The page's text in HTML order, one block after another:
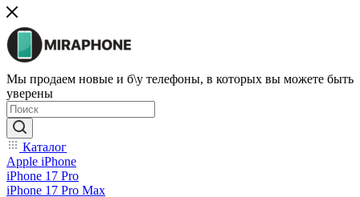
Мы продаем новые и б\у телефоны, в которых вы можете быть
уверены
Каталог
Apple iPhone
iPhone 17 Pro
iPhone 17 Pro Max